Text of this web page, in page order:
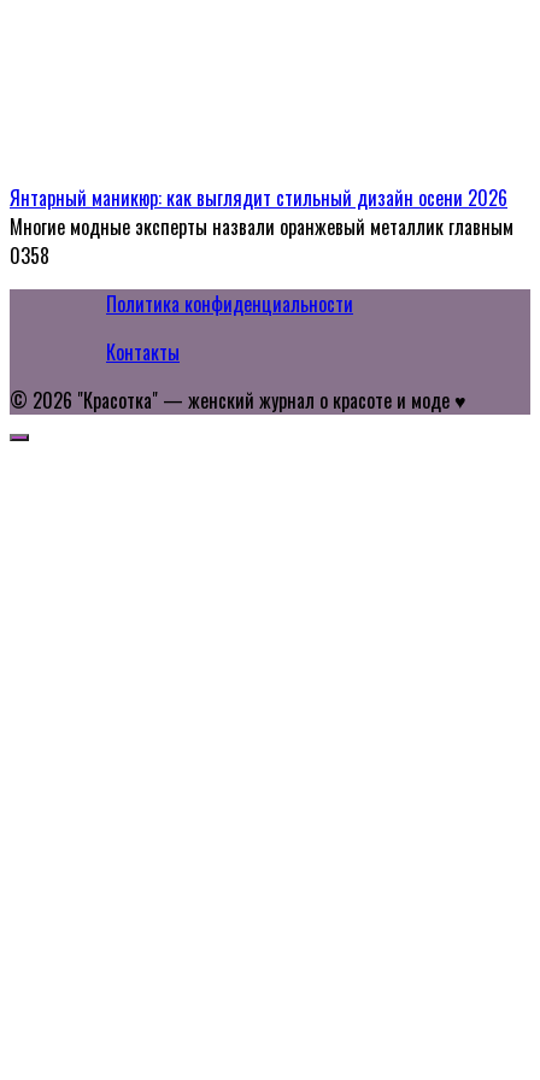
Янтарный маникюр: как выглядит стильный дизайн осени 2026
Многие модные эксперты назвали оранжевый металлик главным
0358
Политика конфиденциальности
Контакты
© 2026 "Красотка" — женский журнал о красоте и моде ♥